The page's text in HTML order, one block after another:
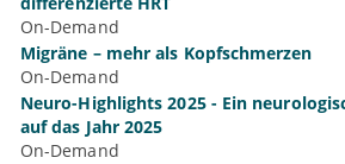
On-Demand
Migräne – mehr als Kopfschmerzen
On-Demand
Neuro-Highlights 2025 - Ein
auf das Jahr 2025
On-Demand